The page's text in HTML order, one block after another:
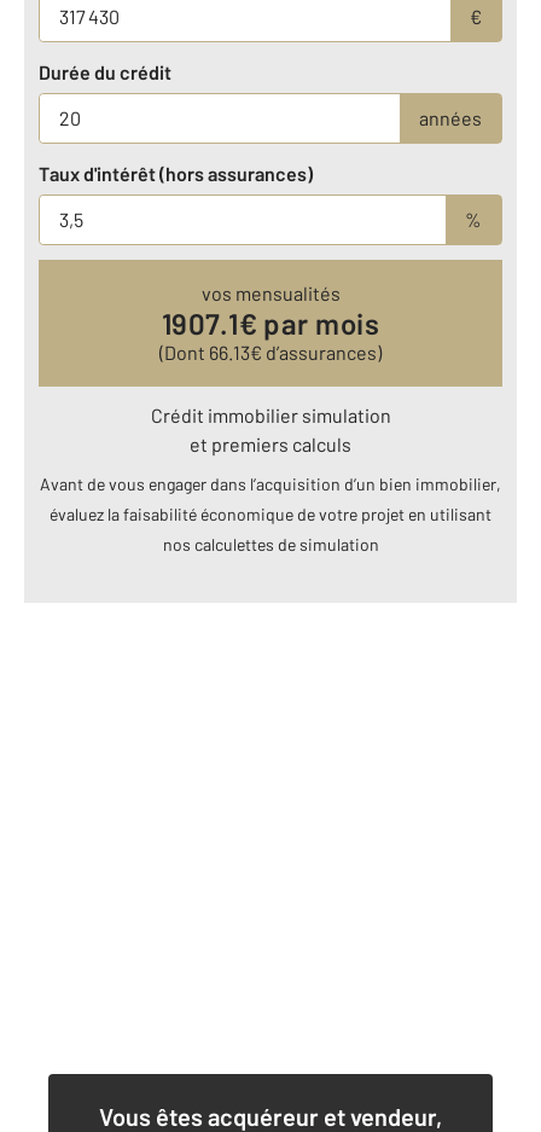
€
Durée du crédit
années
Taux d'intérêt (hors assurances)
%
vos mensualités
1907.1€ par mois
(Dont 66.13€ d’assurances)
Crédit immobilier simulation
et premiers calculs
Avant de vous engager dans l’acquisition d’un bien immobilier,
évaluez la faisabilité économique de votre projet en utilisant
nos calculettes de simulation
Vous êtes acquéreur et vendeur,